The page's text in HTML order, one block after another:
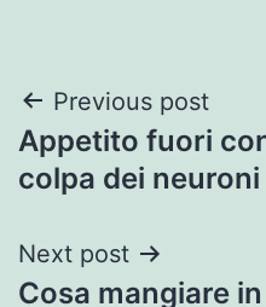
Post
navigation
Previous post
Appetito fuori
colpa dei
Next post
Cosa mangiare